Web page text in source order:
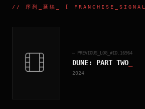
// 序列_延续 _ [
← PREVIOUS_LOG_#ID. 16964
DUNE: PART TWO
2024